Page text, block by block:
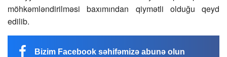
möhkəmləndirilməsi baxımından qiymətli olduğu qeyd
edilib.
Bizim Facebook səhifəmizə abunə olun